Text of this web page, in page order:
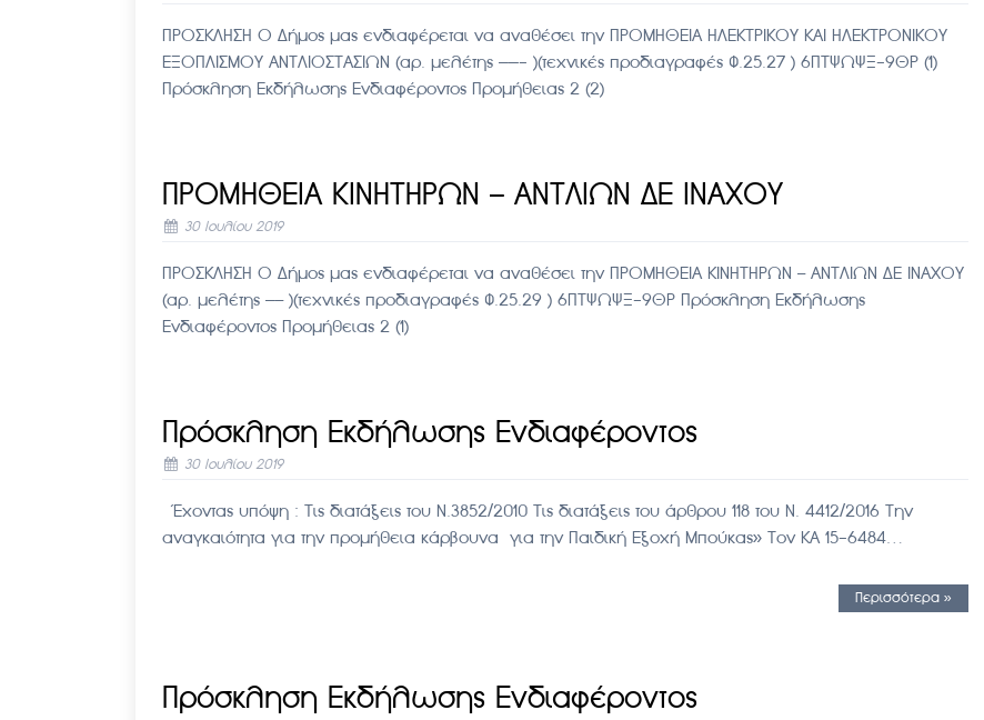
ΠΡΟΣΚΛΗΣΗ Ο Δήμος μας ενδιαφέρεται να αναθέσει την ΠΡΟΜΗΘΕΙΑ ΗΛΕΚΤΡΙΚΟΥ ΚΑΙ ΗΛΕΚΤΡΟΝΙΚΟΥ
ΕΞΟΠΛΙΣΜΟΥ ΑΝΤΛΙΟΣΤΑΣΙΩΝ (αρ. μελέτης ——- )(τεχνικές προδιαγραφές Φ.25.27 ) 6ΠΤΨΩΨΞ-9ΘΡ (1)
Πρόσκληση Εκδήλωσης Ενδιαφέροντος Προμήθειας 2 (2)
ΠΡΟΜΗΘΕΙΑ ΚΙΝΗΤΗΡΩΝ – ΑΝΤΛΙΩΝ ΔΕ ΙΝΑΧΟΥ
30 Ιουλίου 2019
ΠΡΟΣΚΛΗΣΗ Ο Δήμος μας ενδιαφέρεται να αναθέσει την ΠΡΟΜΗΘΕΙΑ ΚΙΝΗΤΗΡΩΝ – ΑΝΤΛΙΩΝ ΔΕ ΙΝΑΧΟΥ
(αρ. μελέτης —– )(τεχνικές προδιαγραφές Φ.25.29 ) 6ΠΤΨΩΨΞ-9ΘΡ Πρόσκληση Εκδήλωσης
Ενδιαφέροντος Προμήθειας 2 (1)
Πρόσκληση Εκδήλωσης Ενδιαφέροντος
30 Ιουλίου 2019
Έχοντας υπόψη : Τις διατάξεις του Ν.3852/2010 Τις διατάξεις του άρθρου 118 του Ν. 4412/2016 Την
αναγκαιότητα για την προμήθεια κάρβουνα για την Παιδική Εξοχή Μπούκας» Τον ΚΑ 15-6484…
Περισσότερα »
Πρόσκληση Εκδήλωσης Ενδιαφέροντος